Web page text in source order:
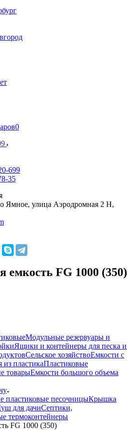
0
699
35
Ямное, улица Аэродромная 2 Н,
емкость FG 1000 (350)
Модульные резервуары и
Ящики и контейнеры для песка и
Сельское хозяйствоЕмкости с
из пластикаПластиковые
товарыЕмкости большого объема
пластиковые песочницыКрышка
для дачиСептики,
термоконтейнеры
FG 1000 (350)